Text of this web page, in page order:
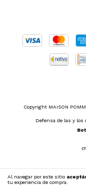
Al navegar por este sitio
tu experiencia de compra.
Copyright MAISON
Defensa de las y los